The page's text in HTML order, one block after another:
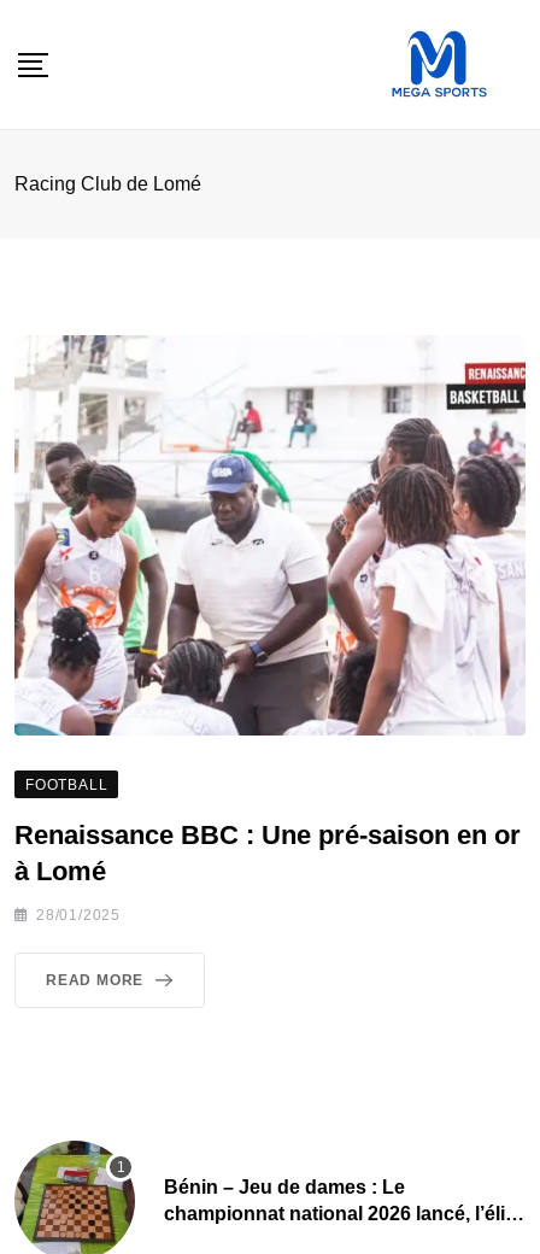
Racing Club de Lomé
FOOTBALL
Renaissance BBC : Une pré-saison en or
à Lomé
28/01/2025
READ MORE
Bénin – Jeu de dames : Le
championnat national 2026 lancé, l’élite